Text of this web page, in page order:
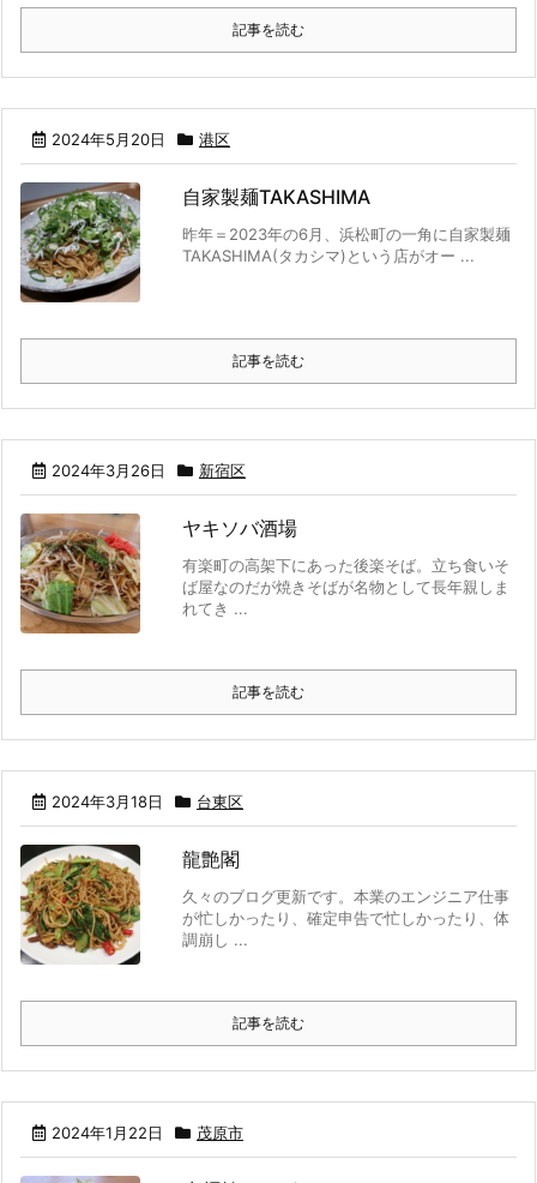
記事を読む
2024年5月20日 港区
自家製麺TAKASHIMA
昨年＝2023年の6月、浜松町の一角に自家製麺
TAKASHIMA(タカシマ)という店がオー ...
記事を読む
2024年3月26日 新宿区
ヤキソバ酒場
有楽町の高架下にあった後楽そば。立ち食いそ
ば屋なのだが焼きそばが名物として長年親しま
れてき ...
記事を読む
2024年3月18日 台東区
龍艶閣
久々のブログ更新です。本業のエンジニア仕事
が忙しかったり、確定申告で忙しかったり、体
調崩し ...
記事を読む
2024年1月22日 茂原市